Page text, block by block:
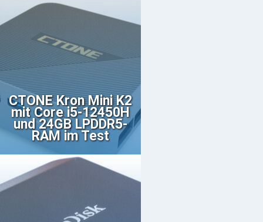
CTONE Kron Mini K2
mit Core i5-12450H
und 24GB LPDDR5-
RAM im Test